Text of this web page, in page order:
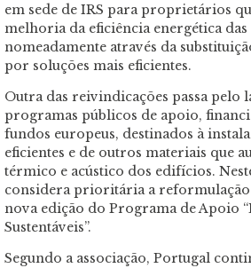
em sede de IRS para proprietários
melhoria da eficiência energética das
nomeadamente através da
por soluções mais eficientes.
Outra das reivindicações passa pelo
programas públicos de apoio,
fundos europeus, destinados à
eficientes e de outros materiais que
térmico e acústico dos edifícios.
considera prioritária a reformulação
nova edição do Programa de Apoio
Sustentáveis”.
Segundo a associação, Portugal